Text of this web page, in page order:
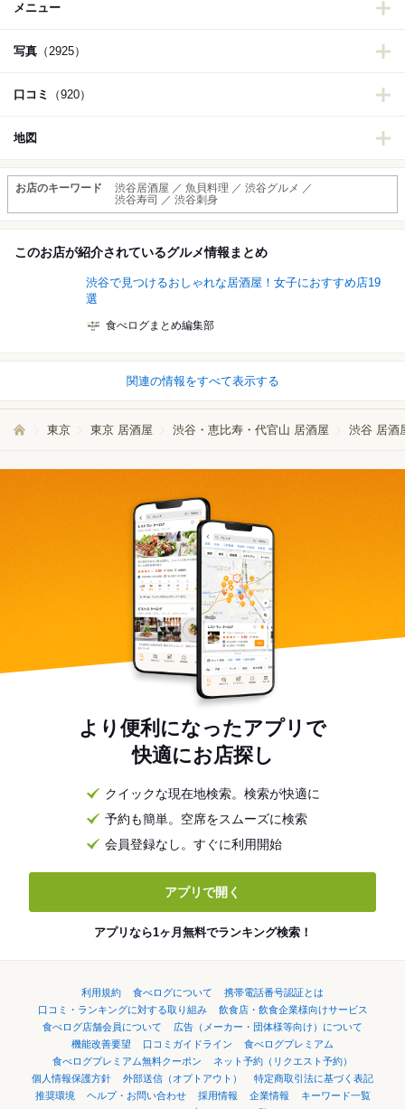
メニュー
写真 （2925）
口コミ （920）
地図
お店のキーワード
渋谷居酒屋 ／ 魚貝料理 ／ 渋谷グルメ ／
渋谷寿司 ／ 渋谷刺身
このお店が紹介されているグルメ情報まとめ
渋谷で見つけるおしゃれな居酒屋！女子におすすめ店19
選
食べログまとめ編集部
関連の情報をすべて表示する
東京 東京 居酒屋 渋谷・恵比寿・代官山 居酒屋 渋谷 居酒
より便利になったアプリで
快適にお店探し
クイックな現在地検索。検索が快適に
予約も簡単。空席をスムーズに検索
会員登録なし。すぐに利用開始
アプリで開く
アプリなら1ヶ月無料でランキング検索！
利用規約 食べログについて
携帯電話番号認証とは
口コミ・ランキングに対する取り組み
飲食店・飲食企業様向けサービス
食べログ店舗会員について
広告（メーカー・団体様等向け）について
機能改善要望
口コミガイドライン
食べログプレミアム
食べログプレミアム無料クーポン
ネット予約（リクエスト予約）
個人情報保護方針
外部送信（オプトアウト）
特定商取引法に基づく表記
推奨環境
ヘルプ・お問い合わせ 採用情報 企業情報
キーワード一覧